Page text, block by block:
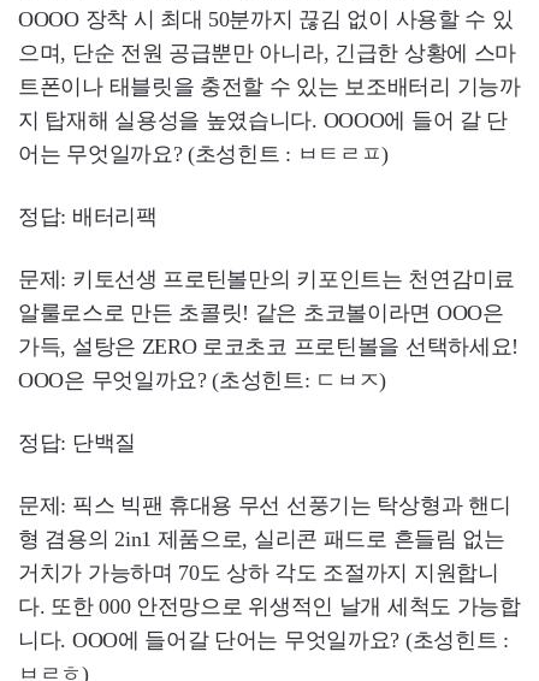
OOOO 장착 시 최대 50분까지 끊김 없이 사용할 수 있
으며, 단순 전원 공급뿐만 아니라, 긴급한 상황에 스마
트폰이나 태블릿을 충전할 수 있는 보조배터리 기능까
지 탑재해 실용성을 높였습니다. OOOO에 들어 갈 단
어는 무엇일까요? (초성힌트 : ㅂㅌㄹㅍ)
정답: 배터리팩
문제: 키토선생 프로틴볼만의 키포인트는 천연감미료
알룰로스로 만든 초콜릿! 같은 초코볼이라면 OOO은
가득, 설탕은 ZERO 로코초코 프로틴볼을 선택하세요!
OOO은 무엇일까요? (초성힌트: ㄷㅂㅈ)
정답: 단백질
문제: 픽스 빅팬 휴대용 무선 선풍기는 탁상형과 핸디
형 겸용의 2in1 제품으로, 실리콘 패드로 흔들림 없는
거치가 가능하며 70도 상하 각도 조절까지 지원합니
다. 또한 000 안전망으로 위생적인 날개 세척도 가능합
니다. OOO에 들어갈 단어는 무엇일까요? (초성힌트 :
ㅂㄹㅎ)